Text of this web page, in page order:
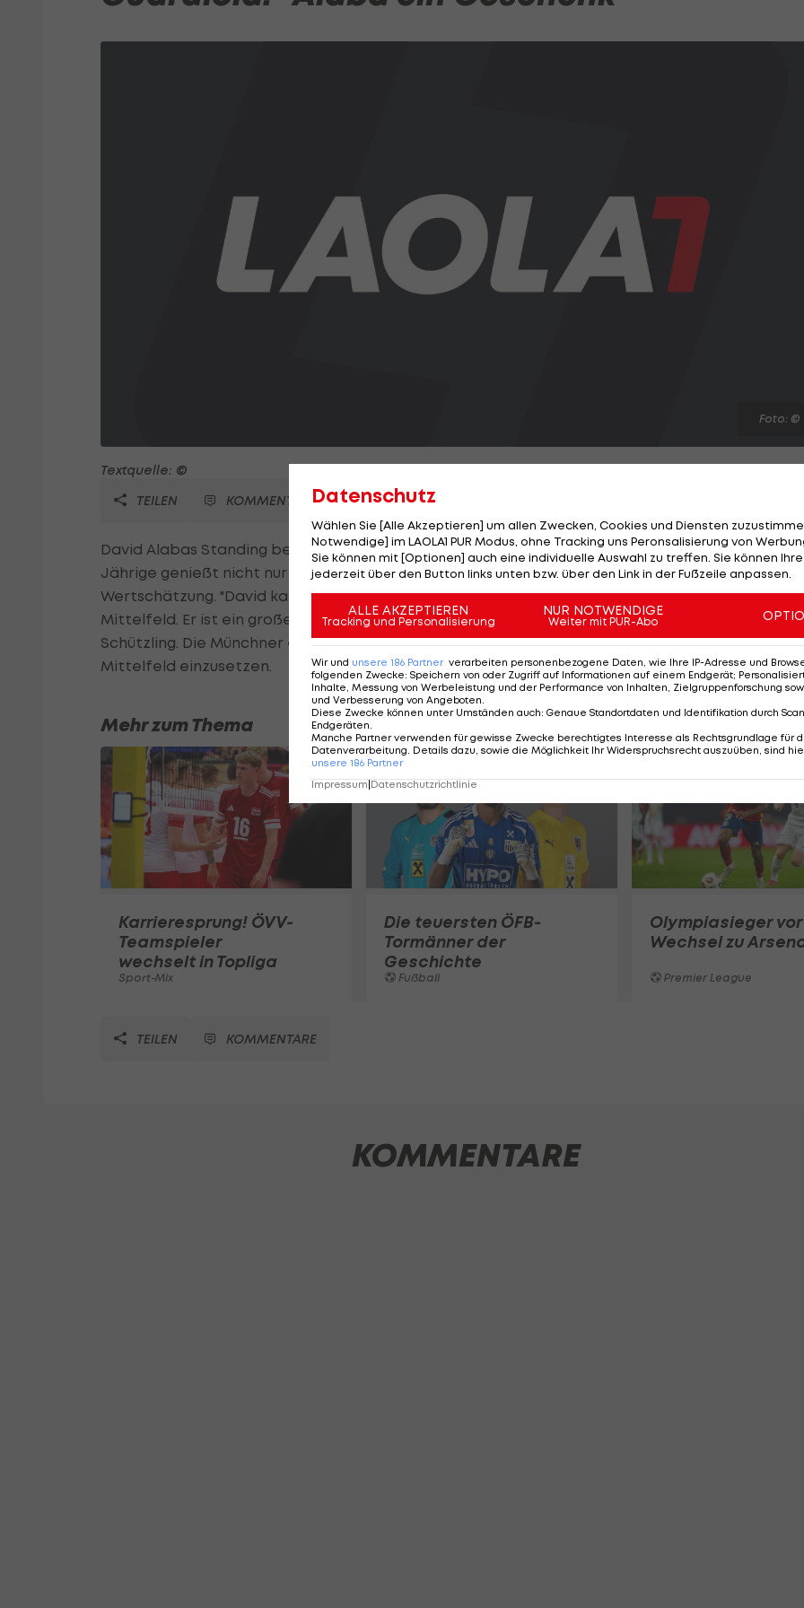
Foto: ©
Textquelle: ©
TEILEN
KOMMENTARE
David Alabas Standing beim deutschen Double-Sieger FC Bayern wächst und wächst. Der 22-
Jährige genießt nicht nur bei den Klub-Bossen, sondern auch bei Trainer Pep Guardiola größte
Wertschätzung. "David kann überall spielen: Linker Verteidiger, im defensiven oder offensiven
Mittelfeld. Er ist ein großes Geschenk für den FC Bayern", schwärmt der Spanier von seinem
Schützling. Die Münchner erwägen, Alaba verstärkt auf dessen Wunschposition im zentralen
Mittelfeld einzusetzen.
Mehr zum Thema
Karrieresprung! ÖVV-
Teamspieler
wechselt in Topliga
Sport-Mix
Die teuersten ÖFB-
Tormänner der
Geschichte
Fußball
Olympiasieger vor
Wechsel zu
Premier League
TEILEN KOMMENTARE
KOMMENTARE
Datenschutz
Wählen Sie [Alle Akzeptieren] um allen Zwecken, Cookies und Diensten
Notwendige] im LAOLA1 PUR Modus, ohne Tracking uns Peronsalisierung von
Sie können mit [Optionen] auch eine individuelle Auswahl zu treffen. Sie können
jederzeit über den Button links unten bzw. über den Link in der Fußzeile anpassen.
ALLE AKZEPTIEREN
Tracking und Personalisierung
NUR NOTWENDIGE
Weiter mit PUR-Abo
Wir und unsere 186 Partner verarbeiten personenbezogene Daten, wie Ihre IP-Adresse und
folgenden Zwecke: Speichern von oder Zugriff auf Informationen auf einem Endgerät;
Inhalte, Messung von Werbeleistung und der Performance von Inhalten, Zielgruppenforschung
und Verbesserung von Angeboten
Diese Zwecke können unter Umständen auch: Genaue Standortdaten und Identifikation durch
Endgeräten
Manche Partner verwenden für gewisse Zwecke berechtigtes Interesse als Rechtsgrundlage für
Datenverarbeitung. Details dazu, sowie die Möglichkeit Ihr Widerspruchsrecht auszuüben, sind
unsere 186 Partner
Impressum|Datenschutzrichtlinie